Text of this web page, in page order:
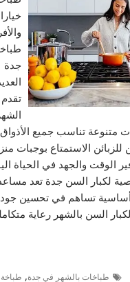
جدة
تقدم
متنوعة تناسب جميع
الاستمتاع بوجبات
الوقت والجهد في الحياة
لكبار السن جدة تعد
تساهم في تحسين جودة
السن بالشهر رعاية
طباخات بالشهر في جدة,